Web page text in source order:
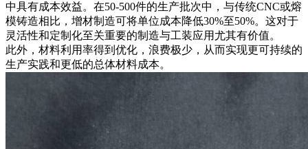
中具有成本效益。在50-500件的生产批次中，与传统CNC或熔
模铸造相比，增材制造可将单位成本降低30%至50%。这对于
灵活性和定制化至关重要的制造与工装应用尤其有价值。
此外，材料利用率得到优化，浪费极少，从而实现更可持续的
生产实践和更低的总体材料成本。